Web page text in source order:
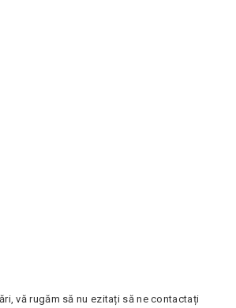
vă rugăm să nu ezitați să ne contactați